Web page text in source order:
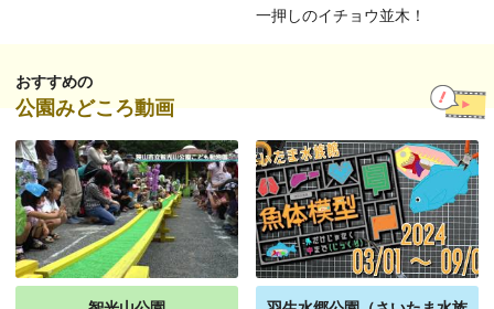
一押しのイチョウ並木！
おすすめの
公園みどころ動画